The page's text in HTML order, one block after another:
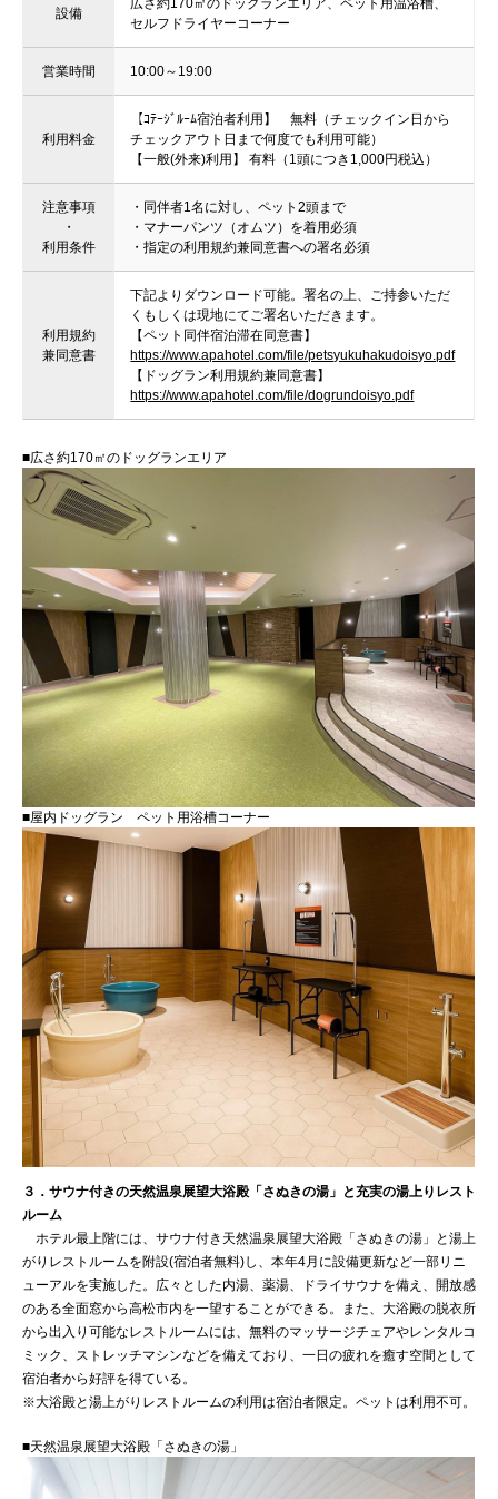
設備
セルフドライヤーコーナー
営業時間 10:00～19:00
利用料金
【ｺﾃｰｼﾞﾙｰﾑ宿泊者利用】 無料（チェックイン日から
チェックアウト日まで何度でも利用可能）
【一般(外来)利用】 有料（1頭につき1,000円税込）
注意事項
・
利用条件
・同伴者1名に対し、ペット2頭まで
・マナーパンツ（オムツ）を着用必須
・指定の利用規約兼同意書への署名必須
利用規約
兼同意書
下記よりダウンロード可能。署名の上、ご持参いただ
くもしくは現地にてご署名いただきます。
【ペット同伴宿泊滞在同意書】
https://www.apahotel.com/file/petsyukuhakudoisyo.pdf
【ドッグラン利用規約兼同意書】
https://www.apahotel.com/file/dogrundoisyo.pdf
■広さ約170㎡のドッグランエリア
■屋内ドッグラン ペット用浴槽コーナー
３．サウナ付きの天然温泉展望大浴殿「さぬきの湯」と充実の湯上りレスト
ルーム
ホテル最上階には、サウナ付き天然温泉展望大浴殿「さぬきの湯」と湯上
がりレストルームを附設(宿泊者無料)し、本年4月に設備更新など一部リニ
ューアルを実施した。広々とした内湯、薬湯、ドライサウナを備え、開放感
のある全面窓から高松市内を一望することができる。また、大浴殿の脱衣所
から出入り可能なレストルームには、無料のマッサージチェアやレンタルコ
ミック、ストレッチマシンなどを備えており、一日の疲れを癒す空間として
宿泊者から好評を得ている。
※大浴殿と湯上がりレストルームの利用は宿泊者限定。ペットは利用不可。
■天然温泉展望大浴殿「さぬきの湯」